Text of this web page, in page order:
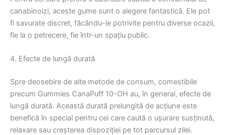
canabinoizi, aceste gume sunt o alegere fantastică. Ele pot
fi savurate discret, făcându-le potrivite pentru diverse ocazii,
fie la o petrecere, fie într-un spațiu public.
4. Efecte de lungă durată
Spre deosebire de alte metode de consum, comestibile
precum Gummies CanaPuff 10-OH au, în general, efecte de
lungă durată. Această durată prelungită de acțiune este
benefică în special pentru cei care caută o ușurare susținută,
relaxare sau creșterea dispoziției pe tot parcursul zilei.